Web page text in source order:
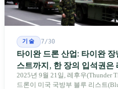
기술 7/30
타이완 드론 산업: 타이완
스트까지, 한 장의 입석권
에게
2025년 9월 21일, 레후우(Thunder
드론이 미국 국방부 블루 리스트